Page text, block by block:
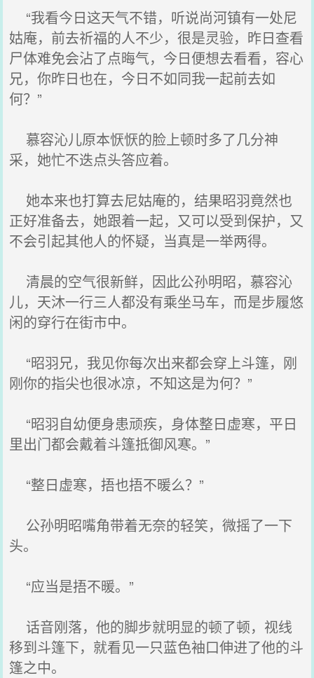
“我看今日这天气不错，听说尚河镇有一处尼
姑庵，前去祈福的人不少，很是灵验，昨日查看
尸体难免会沾了点晦气，今日便想去看看，容心
兄，你昨日也在，今日不如同我一起前去如
何？”
慕容沁儿原本恹恹的脸上顿时多了几分神
采，她忙不迭点头答应着。
她本来也打算去尼姑庵的，结果昭羽竟然也
正好准备去，她跟着一起，又可以受到保护，又
不会引起其他人的怀疑，当真是一举两得。
清晨的空气很新鲜，因此公孙明昭，慕容沁
儿，天沐一行三人都没有乘坐马车，而是步履悠
闲的穿行在街市中。
“昭羽兄，我见你每次出来都会穿上斗篷，刚
刚你的指尖也很冰凉，不知这是为何？”
“昭羽自幼便身患顽疾，身体整日虚寒，平日
里出门都会戴着斗篷抵御风寒。”
“整日虚寒，捂也捂不暖么？”
公孙明昭嘴角带着无奈的轻笑，微摇了一下
头。
“应当是捂不暖。”
话音刚落，他的脚步就明显的顿了顿，视线
移到斗篷下，就看见一只蓝色袖口伸进了他的斗
篷之中。